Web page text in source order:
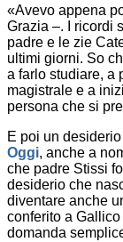
«Avevo appena
Grazia –. I ricordi
padre e le zie
ultimi giorni. So
a farlo studiare, a
magistrale e a
persona che si
E poi un
Oggi, anche a
che padre Stissi
desiderio che
diventare anche
conferito a
domanda